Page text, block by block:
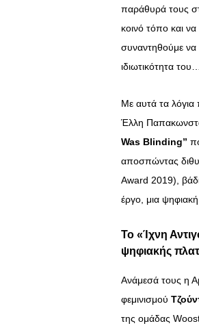
παράθυρά τους
κοινό τόπο και
συναντηθούμε να
ιδιωτικότητα
Με αυτά τα λόγια
Έλλη
Was Blinding”
αποσπώντας
Award 2019),
έργο, μια
Το «Ίχνη
ψηφιακής
Ανάμεσά τους η
φεμινισμού
της ομάδας